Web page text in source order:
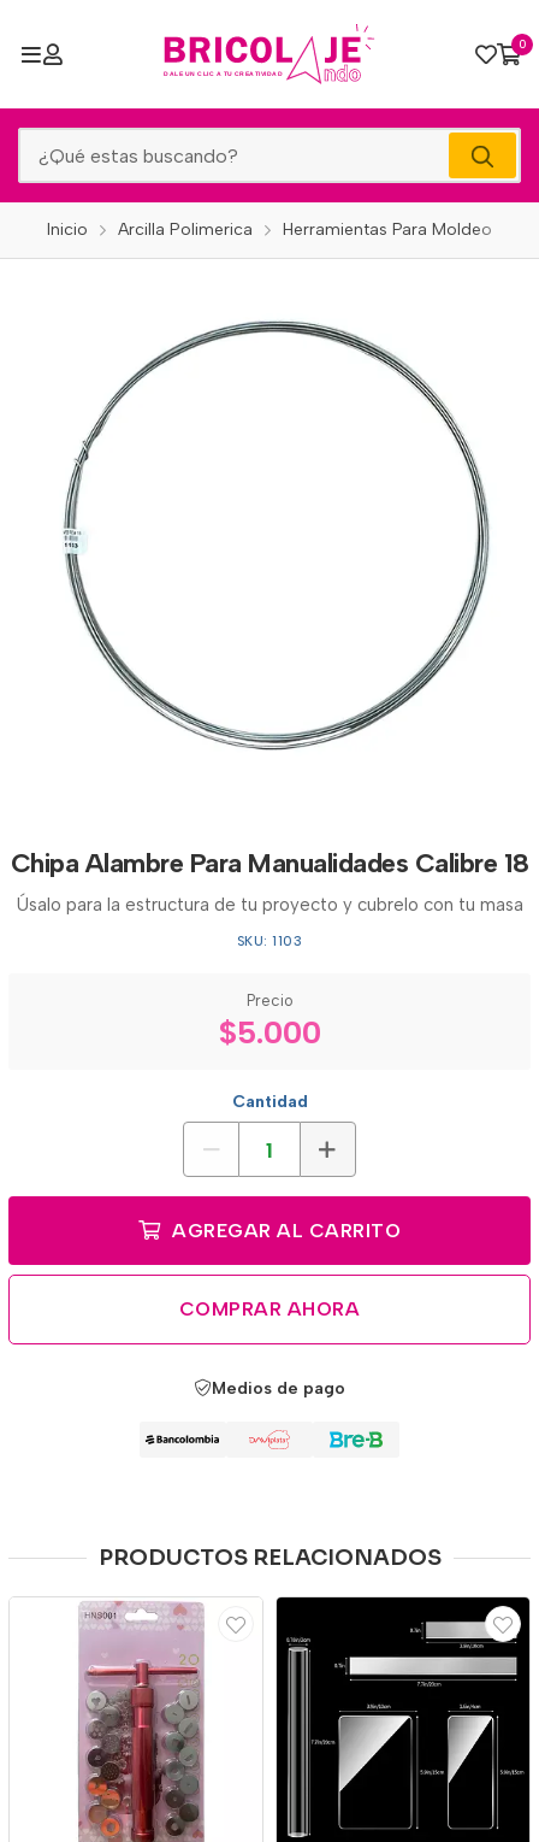
0
Inicio Arcilla Polimerica Herramientas Para Moldeo
Chipa Alambre Para Manualidades Calibre 18
Úsalo para la estructura de tu proyecto y cubrelo con tu masa
SKU: 1103
Precio
$5.000
Cantidad
AGREGAR AL CARRITO
COMPRAR AHORA
Medios de pago
PRODUCTOS RELACIONADOS